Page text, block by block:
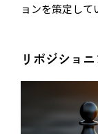
ョンを策定して
リポジショ